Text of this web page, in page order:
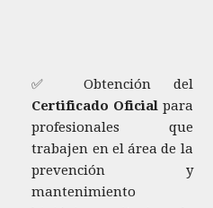
✅ Obtención del
Certificado Oficial para
profesionales que
trabajen en el área de la
prevención y
mantenimiento